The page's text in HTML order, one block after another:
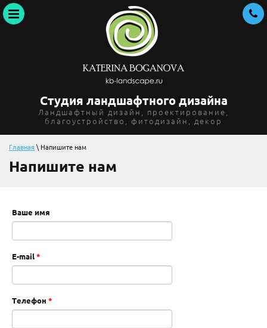
Студия ландшафтного дизайна
Ландшафтный дизайн, проектирование,
благоустройство, фитодизайн, декор
Главная \ Напишите нам
Напишите нам
Ваше имя
E-mail *
Телефон *